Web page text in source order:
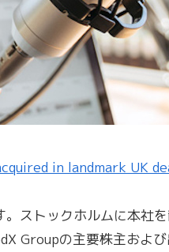
in landmark UK
ストックホルムに本社
Groupの主要株主およ